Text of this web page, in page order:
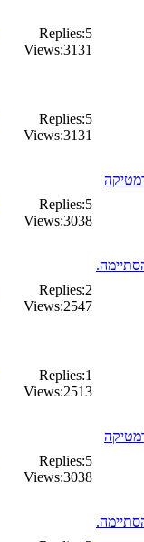
Replies:5
Views:3131
Replies:5
Views:3131
Replies:5
Views:3038
Replies:2
Views:2547
Replies:1
Views:2513
Replies:5
Views:3038